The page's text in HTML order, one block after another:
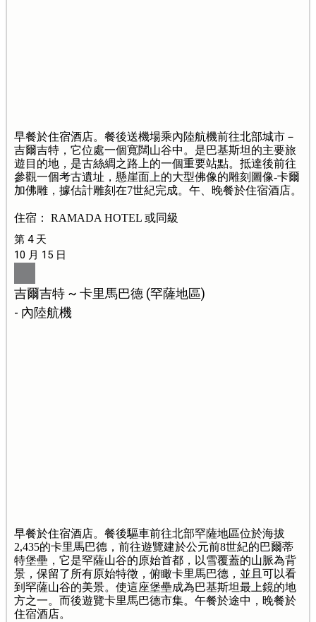
早餐於住宿酒店。餐後送機場乘內陸航機前往北部城市－
吉爾吉特，它位處一個寬闊山谷中。是巴基斯坦的主要旅
遊目的地，是古絲綢之路上的一個重要站點。抵達後前往
參觀一個考古遺址，懸崖面上的大型佛像的雕刻圖像-卡爾
加佛雕，據估計雕刻在7世紀完成。午、晚餐於住宿酒店。
住宿： RAMADA HOTEL 或同級
第 4 天
10 月 15 日
吉爾吉特 ~ 卡里馬巴德 (罕薩地區)
- 內陸航機
早餐於住宿酒店。餐後驅車前往北部罕薩地區位於海拔
2,435的卡里馬巴德，前往遊覽建於公元前8世紀的巴爾蒂
特堡壘，它是罕薩山谷的原始首都，以雪覆蓋的山脈為背
景，保留了所有原始特徵，俯瞰卡里馬巴德，並且可以看
到罕薩山谷的美景。使這座堡壘成為巴基斯坦最上鏡的地
方之一。而後遊覽卡里馬巴德市集。午餐於途中，晚餐於
住宿酒店。